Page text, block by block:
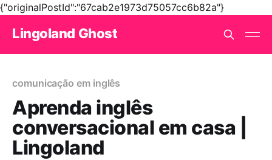
{"originalPostId":"67cab2e1973d75057cc6b82a"}
Lingoland Ghost
comunicação em inglês
Aprenda inglês
conversacional em casa |
Lingoland